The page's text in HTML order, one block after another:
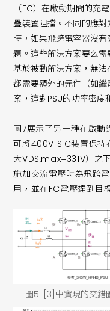
圖5. [3]中實現的交錯
（FC）在啟動期間的充
疊裝置阻擋。不同的應
時，如果飛跨電容器沒
題。這些解決方案要么
基於被動解決方案，無法
都需要額外的元件（如繼
案，這對PSU的功率密度
圖7展示了另一種在啟動
可將400V SiC裝置保
大VDS,max=331V）之
施加交流電壓時為飛跨
用，並在FC電壓達到目